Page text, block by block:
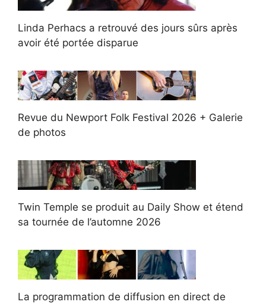
Linda Perhacs a retrouvé des jours sûrs après
avoir été portée disparue
Revue du Newport Folk Festival 2026 + Galerie
de photos
Twin Temple se produit au Daily Show et étend
sa tournée de l’automne 2026
La programmation de diffusion en direct de